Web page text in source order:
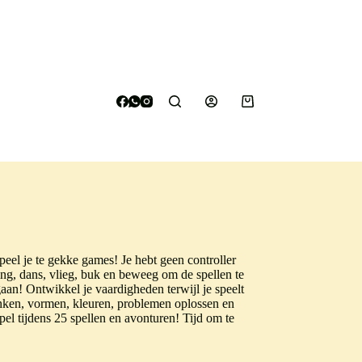
Winkelwagen
je te gekke games! Je hebt geen controller
dans, vlieg, buk en beweeg om de spellen te
Ontwikkel je vaardigheden terwijl je speelt
vormen, kleuren, problemen oplossen en
tijdens 25 spellen en avonturen! Tijd om te